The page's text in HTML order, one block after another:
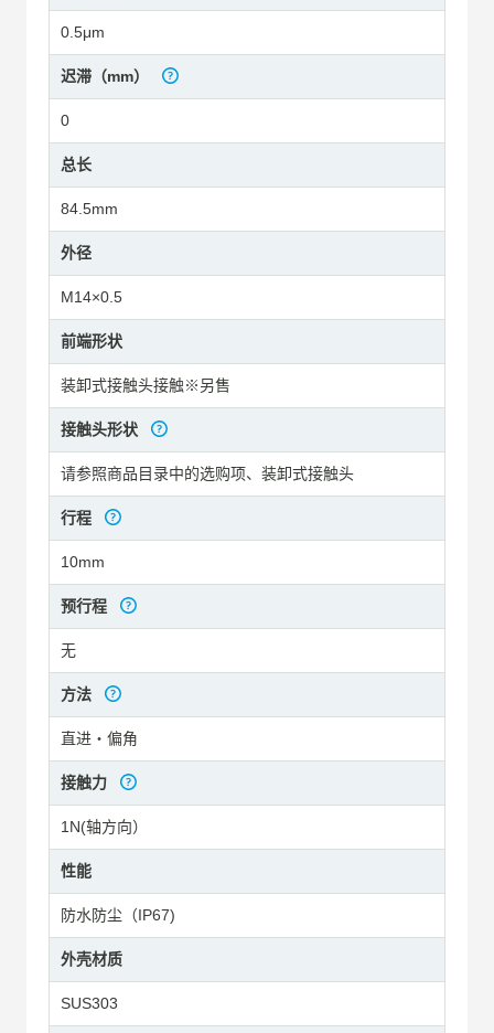
0.5μm
迟滞（mm）
0
总长
84.5mm
外径
M14×0.5
前端形状
装卸式接触头接触※另售
接触头形状
请参照商品目录中的选购项、装卸式接触头
行程
10mm
预行程
无
方法
直进・偏角
接触力
1N(轴方向）
性能
防水防尘（IP67)
外壳材质
SUS303